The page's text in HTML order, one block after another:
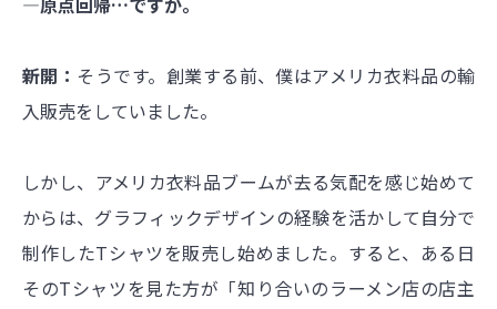
新開： そうです。創業する前、僕はアメリカ衣料品の輸
入販売をしていました。
しかし、アメリカ衣料品ブームが去る気配を感じ始めて
からは、グラフィックデザインの経験を活かして自分で
制作したTシャツを販売し始めました。すると、ある日
そのTシャツを見た方が「知り合いのラーメン店の店主